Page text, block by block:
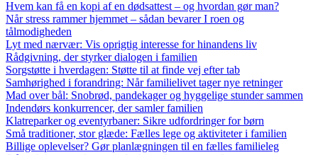
Hvem kan få en kopi af en dødsattest – og hvordan gør man?
Når stress rammer hjemmet – sådan bevarer I roen og
tålmodigheden
Lyt med nærvær: Vis oprigtig interesse for hinandens liv
Rådgivning, der styrker dialogen i familien
Sorgstøtte i hverdagen: Støtte til at finde vej efter tab
Samhørighed i forandring: Når familielivet tager nye retninger
Mad over bål: Snobrød, pandekager og hyggelige stunder sammen
Indendørs konkurrencer, der samler familien
Klatreparker og eventyrbaner: Sikre udfordringer for børn
Små traditioner, stor glæde: Fælles lege og aktiviteter i familien
Billige oplevelser? Gør planlægningen til en fælles familieleg